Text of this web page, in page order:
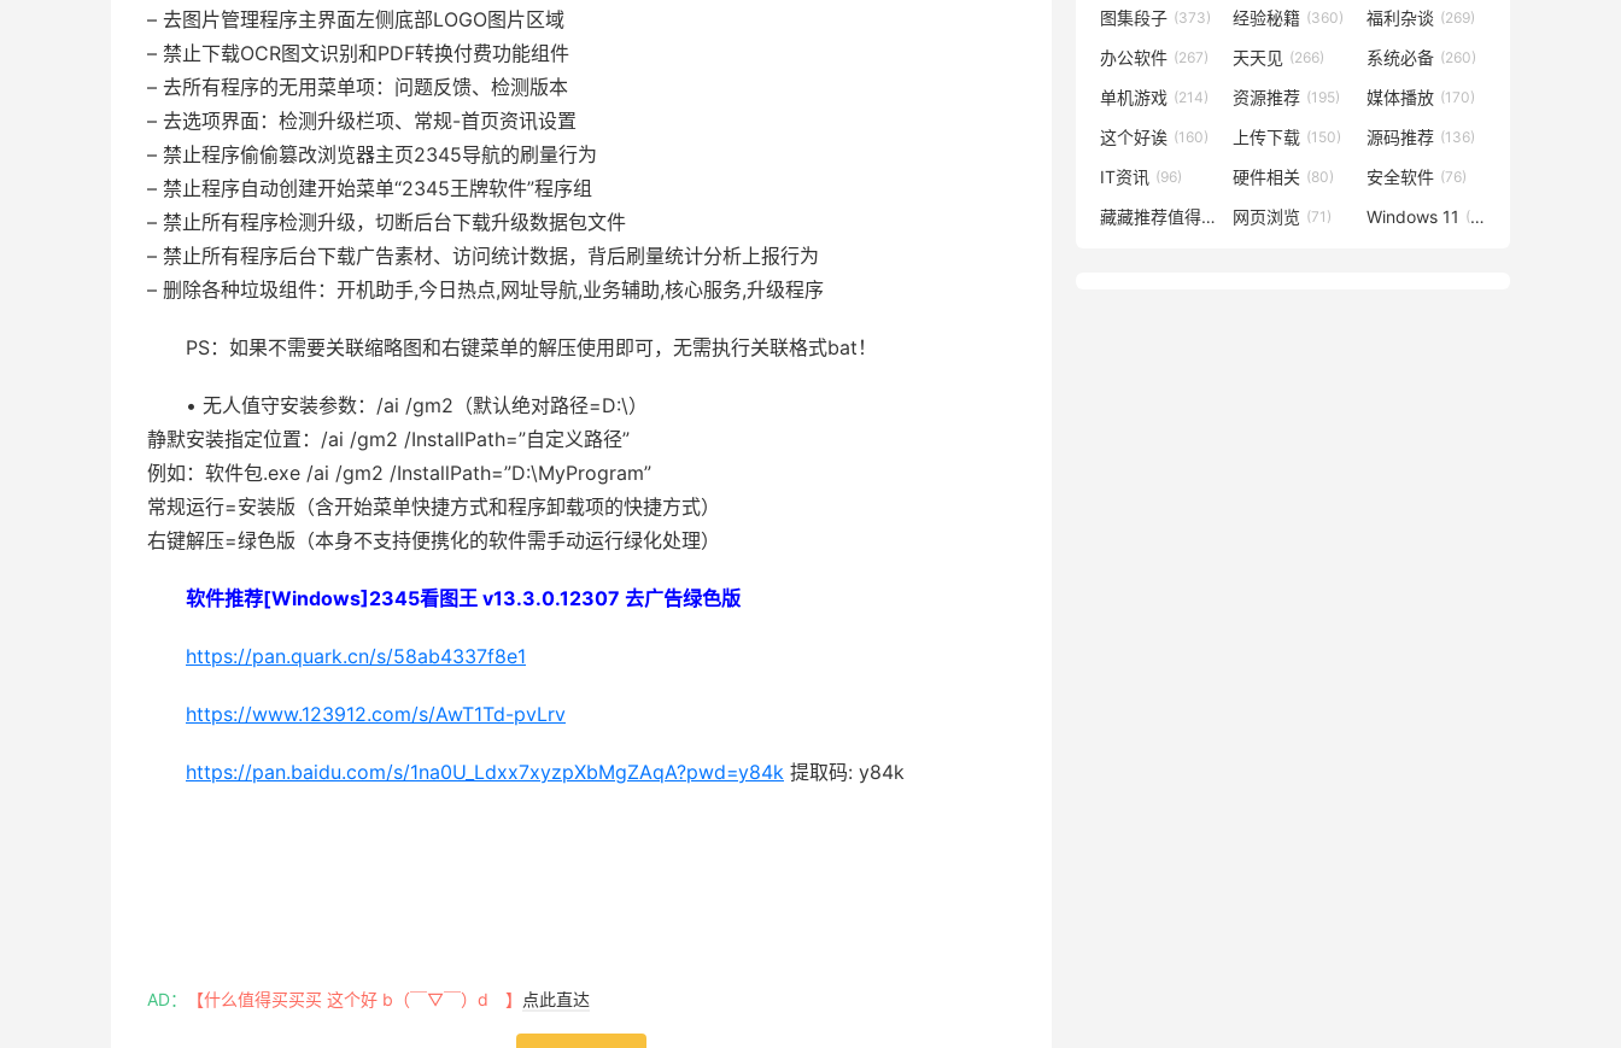
– 去图片管理程序主界面左侧底部LOGO图片区域
– 禁止下载OCR图文识别和PDF转换付费功能组件
– 去所有程序的无用菜单项：问题反馈、检测版本
– 去选项界面：检测升级栏项、常规-首页资讯设置
– 禁止程序偷偷篡改浏览器主页2345导航的刷量行为
– 禁止程序自动创建开始菜单“2345王牌软件”程序组
– 禁止所有程序检测升级，切断后台下载升级数据包文件
– 禁止所有程序后台下载广告素材、访问统计数据，背后刷量统计分析上报行为
– 删除各种垃圾组件：开机助手,今日热点,网址导航,业务辅助,核心服务,升级程序
PS：如果不需要关联缩略图和右键菜单的解压使用即可，无需执行关联格式bat！
• 无人值守安装参数：/ai /gm2（默认绝对路径=D:\）
静默安装指定位置：/ai /gm2 /InstallPath=”自定义路径”
例如：软件包.exe /ai /gm2 /InstallPath=”D:\MyProgram”
常规运行=安装版（含开始菜单快捷方式和程序卸载项的快捷方式）
右键解压=绿色版（本身不支持便携化的软件需手动运行绿化处理）
软件推荐[Windows]2345看图王 v13.3.0.12307 去广告绿色版
https://pan.quark.cn/s/58ab4337f8e1
https://www.123912.com/s/AwT1Td-pvLrv
https://pan.baidu.com/s/1na0U_Ldxx7xyzpXbMgZAqA?pwd=y84k 提取码: y84k
AD： 【什么值得买买买 这个好 b（￣▽￣）d 】 点此直达
图集段子 (373) 经验秘籍 (360) 福利杂谈 (269)
办公软件 (267) 天天见 (266) 系统必备 (260)
单机游戏 (214) 资源推荐 (195) 媒体播放 (170)
这个好诶 (160) 上传下载 (150) 源码推荐 (136)
IT资讯 (96) 硬件相关 (80) 安全软件 (76)
藏藏推荐值得一看 (73)
网页浏览 (71) Windows 11 (49)